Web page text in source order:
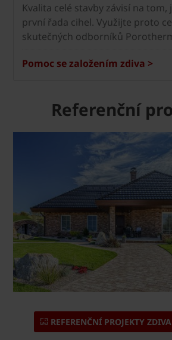
Kvalita celé stavby závisí na tom,
první řada cihel. Využijte proto
skutečných odborníků
Pomoc se založením zdiva >
Referenční
REFERENČNÍ PROJEKTY